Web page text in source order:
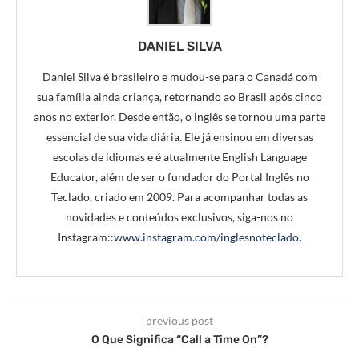
DANIEL SILVA
Daniel Silva é brasileiro e mudou-se para o Canadá com
sua família ainda criança, retornando ao Brasil após cinco
anos no exterior. Desde então, o inglês se tornou uma parte
essencial de sua vida diária. Ele já ensinou em diversas
escolas de idiomas e é atualmente English Language
Educator, além de ser o fundador do Portal Inglês no
Teclado, criado em 2009. Para acompanhar todas as
novidades e conteúdos exclusivos, siga-nos no
Instagram::www.instagram.com/inglesnoteclado.
previous post
O Que Significa “Call a Time On”?